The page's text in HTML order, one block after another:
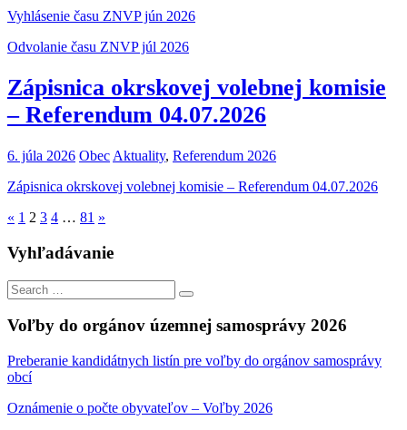
Vyhlásenie času ZNVP jún 2026
Odvolanie času ZNVP júl 2026
Zápisnica okrskovej volebnej komisie
– Referendum 04.07.2026
6. júla 2026 Obec Aktuality, Referendum 2026
Zápisnica okrskovej volebnej komisie – Referendum 04.07.2026
Stránkovanie
príspevkov
« Previous
1 2 3 4 … 81 Next
»
Vyhľadávanie
Search
for:
Search
Voľby do orgánov územnej samosprávy 2026
Preberanie kandidátnych listín pre voľby do orgánov samosprávy
obcí
Oznámenie o počte obyvateľov – Voľby 2026